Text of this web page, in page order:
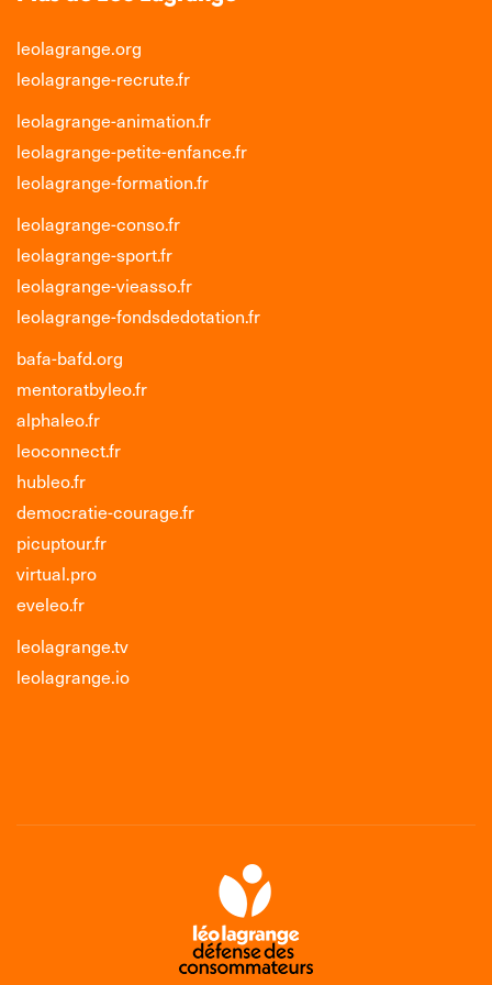
leolagrange.org
leolagrange-recrute.fr
leolagrange-animation.fr
leolagrange-petite-enfance.fr
leolagrange-formation.fr
leolagrange-conso.fr
leolagrange-sport.fr
leolagrange-vieasso.fr
leolagrange-fondsdedotation.fr
bafa-bafd.org
mentoratbyleo.fr
alphaleo.fr
leoconnect.fr
hubleo.fr
democratie-courage.fr
picuptour.fr
virtual.pro
eveleo.fr
leolagrange.tv
leolagrange.io